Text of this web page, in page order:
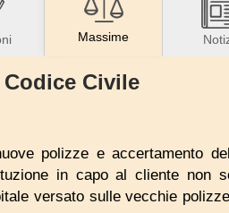
Massime
Civile
polizze e accertamento
in capo al cliente non
versato sulle vecchie